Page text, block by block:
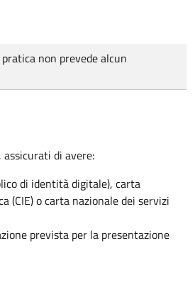
non prevede alcun
assicurati di avere:
di identità digitale), carta
(CIE) o carta nazionale dei servizi
prevista per la presentazione